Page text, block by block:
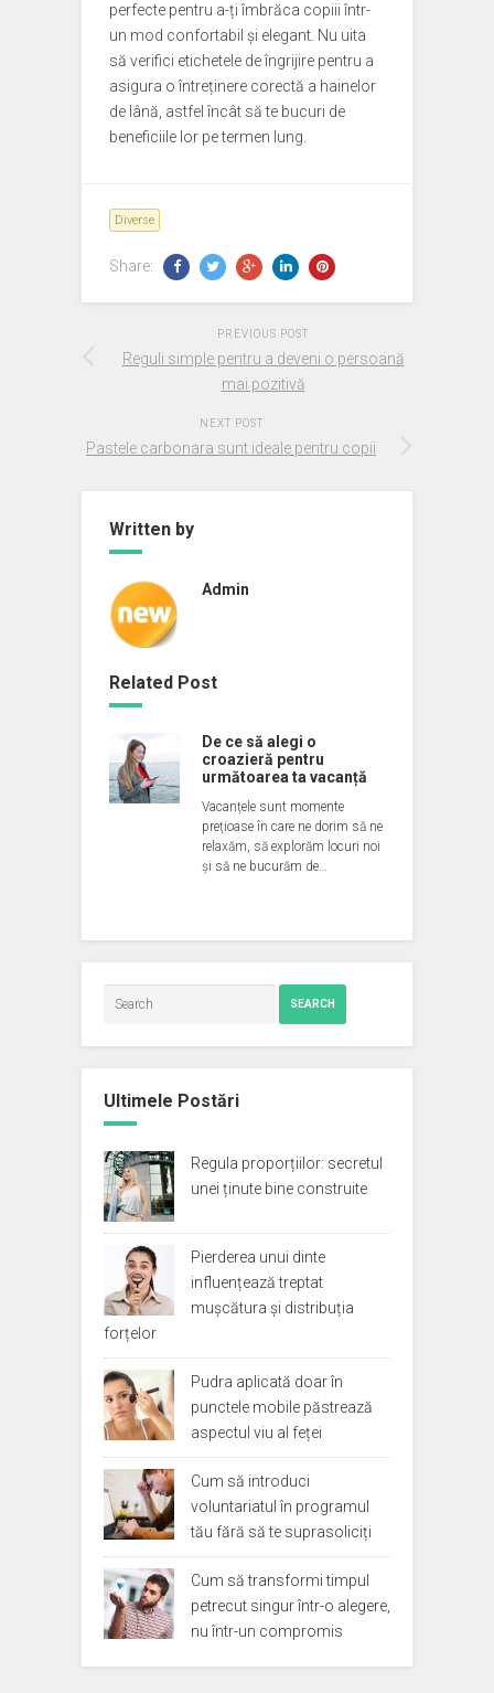
perfecte pentru a-ți îmbrăca copiii într-
un mod confortabil și elegant. Nu uita
să verifici etichetele de îngrijire pentru a
asigura o întreținere corectă a hainelor
de lână, astfel încât să te bucuri de
beneficiile lor pe termen lung.
Diverse
Share:
PREVIOUS POST
Reguli simple pentru a deveni o persoană
mai pozitivă
NEXT POST
Pastele carbonara sunt ideale pentru copii
Written by
Admin
Related Post
De ce să alegi o
croazieră pentru
următoarea ta vacanță
Vacanțele sunt momente
prețioase în care ne dorim să ne
relaxăm, să explorăm locuri noi
și să ne bucurăm de…
SEARCH
Ultimele Postări
Regula proporțiilor: secretul
unei ținute bine construite
Pierderea unui dinte
influențează treptat
mușcătura și distribuția
forțelor
Pudra aplicată doar în
punctele mobile păstrează
aspectul viu al feței
Cum să introduci
voluntariatul în programul
tău fără să te suprasoliciți
Cum să transformi timpul
petrecut singur într-o alegere,
nu într-un compromis